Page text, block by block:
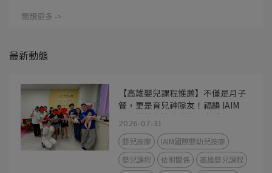
閱讀更多 ->
最新動態
【高雄嬰兒課程推薦】不僅是月子
餐，更是育兒神隊友！福韻 IAIM
國際嬰幼兒按摩講師親自授課，用
撫觸建立最美依附關係
2026-07-31
嬰兒按摩
IAIM國際嬰幼兒按摩
嬰兒課程
依附關係
高雄嬰兒課程